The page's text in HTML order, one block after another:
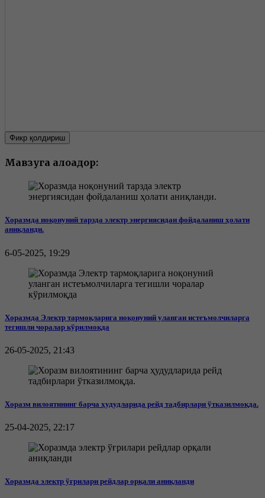
Фикр қолдириш
Мавзуга алоқадор:
Хоразмда ноқонуний тарзда электр энергиясидан фойдаланиш ҳолати
аниқланди.
6-05-2025, 19:29
Хоразмда Электр тармоқларига ноқонуний уланган истеъмолчиларга
тегишли чоралар кўрилмоқда
26-05-2025, 21:43
Хоразм вилоятининг барча ҳудудларида рейд тадбирлари ўтказилмоқда.
25-04-2025, 22:17
Хоразмда электр ўғрилари рейдлар орқали аниқланди